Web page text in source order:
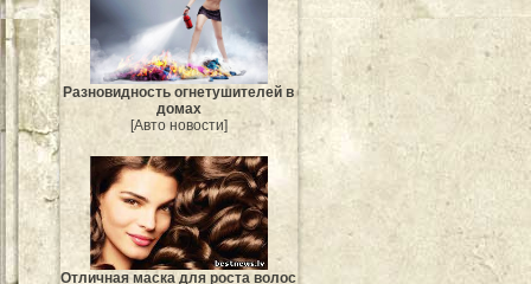
Разновидность огнетушителей в
домах
[Авто новости]
Отличная маска для роста волос